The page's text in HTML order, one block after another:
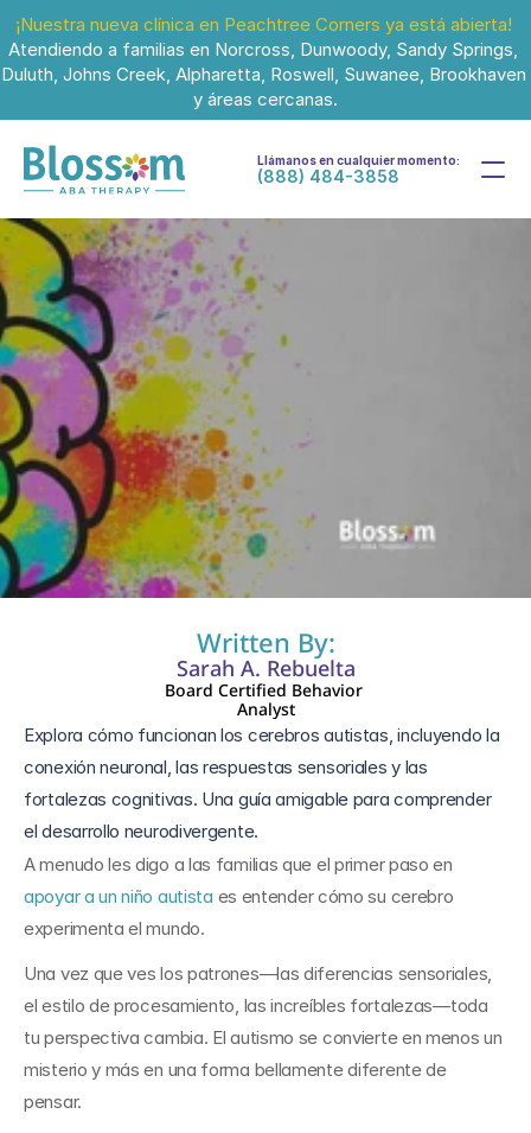
¡Nuestra nueva clínica en Peachtree Corners ya está abierta!
Atendiendo a familias en Norcross, Dunwoody, Sandy Springs,
Duluth, Johns Creek, Alpharetta, Roswell, Suwanee, Brookhaven
y áreas cercanas.
Llámanos en cualquier momento:
(888) 484-3858
3 dic 2025
Written By:
Sarah A. Rebuelta
Board Certified Behavior
Analyst
Explora cómo funcionan los cerebros autistas, incluyendo la
conexión neuronal, las respuestas sensoriales y las
fortalezas cognitivas. Una guía amigable para comprender
apoyar a un niño autista es entender cómo su cerebro
experimenta el mundo.
Una vez que ves los patrones—las diferencias sensoriales,
el estilo de procesamiento, las increíbles fortalezas—toda
tu perspectiva cambia. El autismo se convierte en menos un
misterio y más en una forma bellamente diferente de
pensar.